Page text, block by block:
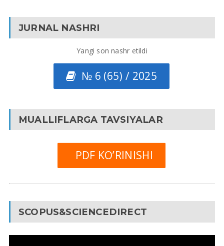
JURNAL NASHRI
Yangi son nashr etildi
№ 6 (65) / 2025
MUALLIFLARGA TAVSIYALAR
PDF KO’RINISHI
SCOPUS&SCIENCEDIRECT